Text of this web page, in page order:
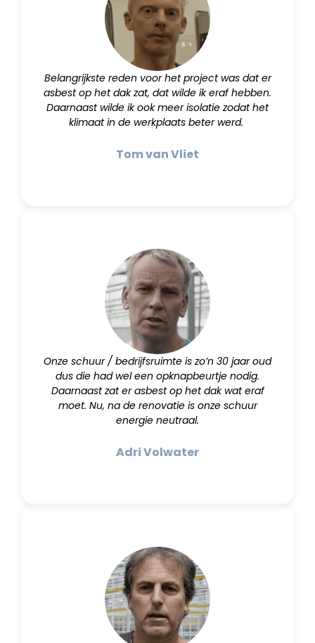
Belangrijkste reden voor het project was dat er
asbest op het dak zat, dat wilde ik eraf hebben.
Daarnaast wilde ik ook meer isolatie zodat het
klimaat in de werkplaats beter werd.
Tom van Vliet
Onze schuur / bedrijfsruimte is zo’n 30 jaar oud
dus die had wel een opknapbeurtje nodig.
Daarnaast zat er asbest op het dak wat eraf
moet. Nu, na de renovatie is onze schuur
energie neutraal.
Adri Volwater